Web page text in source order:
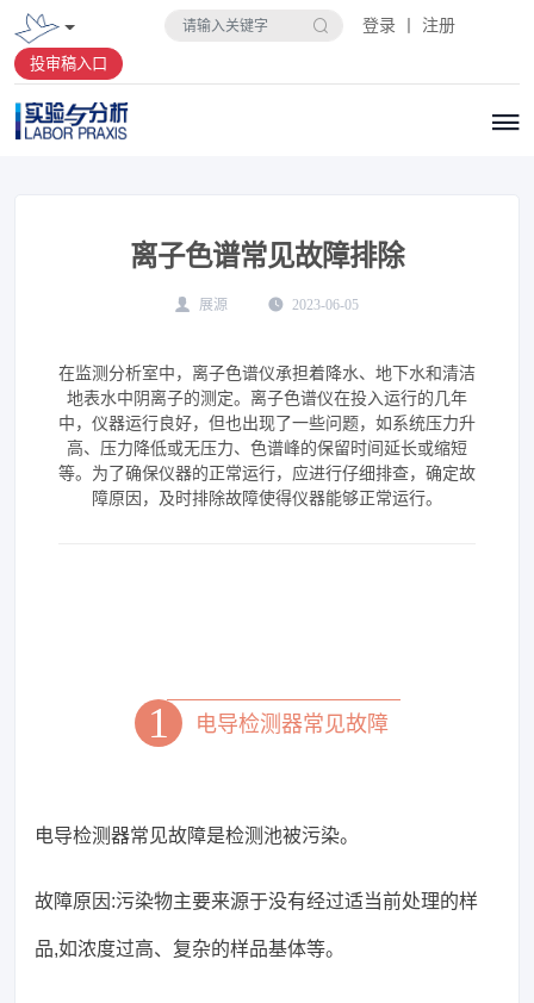
登录 丨 注册
投审稿入口
离子色谱常见故障排除
展源 2023-06-05
在监测分析室中，离子色谱仪承担着降水、地下水和清洁
地表水中阴离子的测定。离子色谱仪在投入运行的几年
中，仪器运行良好，但也出现了一些问题，如系统压力升
高、压力降低或无压力、色谱峰的保留时间延长或缩短
等。为了确保仪器的正常运行，应进行仔细排查，确定故
障原因，及时排除故障使得仪器能够正常运行。
1 电导检测器常见故障
电导检测器常见故障是检测池被污染。
故障原因:污染物主要来源于没有经过适当前处理的样
品,如浓度过高、复杂的样品基体等。